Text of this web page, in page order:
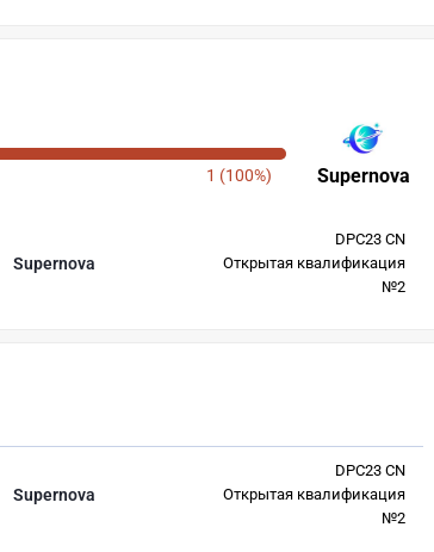
Supernova
1 (100%)
Supernova
DPC23 CN
Открытая квалификация
№2
Supernova
DPC23 CN
Открытая квалификация
№2